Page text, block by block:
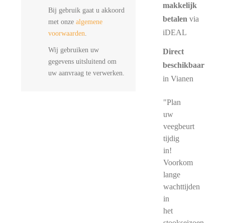
Bij gebruik gaat u akkoord
met onze algemene
voorwaarden.
Wij gebruiken uw
gegevens uitsluitend om
uw aanvraag te verwerken.
makkelijk
betalen via
iDEAL
Direct
beschikbaar
in Vianen
"Plan
uw
veegbeurt
tijdig
in!
Voorkom
lange
wachttijden
in
het